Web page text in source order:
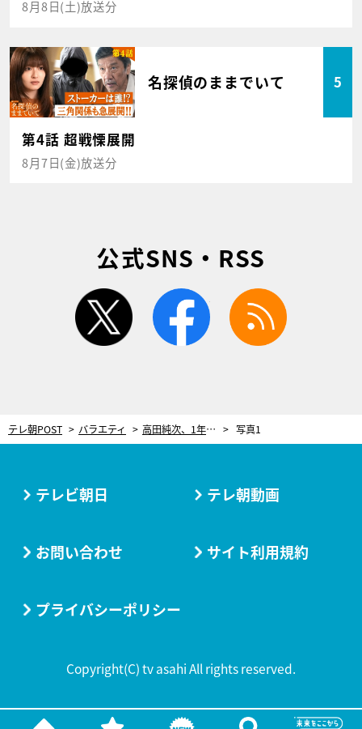
8月8日(土)放送分
名探偵のままでいて 5
第4話 超戦慄展開
8月7日(金)放送分
公式SNS・RSS
twitter facebook
テレ朝POST バラエティ 高田純次、1年ぶりに広島を散歩！“同い年”創業79年の「モーニング発祥の地」と言われる喫茶店へ 写真1
テレビ朝日 テレ朝動画
お問い合わせ サイト利用規約
プライバシーポリシー
Copyright(C) tv asahi All rights reserved.